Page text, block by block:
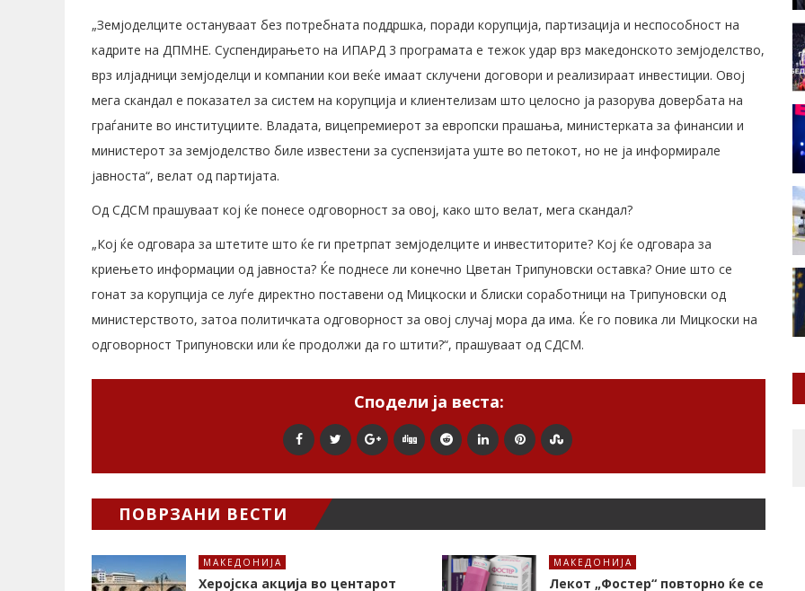
„Земјоделците остануваат без потребната поддршка, поради корупција, партизација и неспособност на
кадрите на ДПМНЕ. Суспендирањето на ИПАРД 3 програмата е тежок удар врз македонското земјоделство,
врз илјадници земјоделци и компании кои веќе имаат склучени договори и реализираат инвестиции. Овој
мега скандал е показател за систем на корупција и клиентелизам што целосно ја разорува довербата на
граѓаните во институциите. Владата, вицепремиерот за европски прашања, министерката за финансии и
министерот за земјоделство биле известени за суспензијата уште во петокот, но не ја информирале
јавноста“, велат од партијата.
Од СДСМ прашуваат кој ќе понесе одговорност за овој, како што велат, мега скандал?
„Кој ќе одговара за штетите што ќе ги претрпат земјоделците и инвеститорите? Кој ќе одговара за
криењето информации од јавноста? Ќе поднесе ли конечно Цветан Трипуновски оставка? Оние што се
гонат за корупција се луѓе директно поставени од Мицкоски и блиски соработници на Трипуновски од
министерството, затоа политичката одговорност за овој случај мора да има. Ќе го повика ли Мицкоски на
одговорност Трипуновски или ќе продолжи да го штити?“, прашуваат од СДСМ.
Сподели ја веста:
ПОВРЗАНИ ВЕСТИ
МАКЕДОНИЈА
Херојска акција во центарот
МАКЕДОНИЈА
Лекот „Фостер“ повторно ќе се